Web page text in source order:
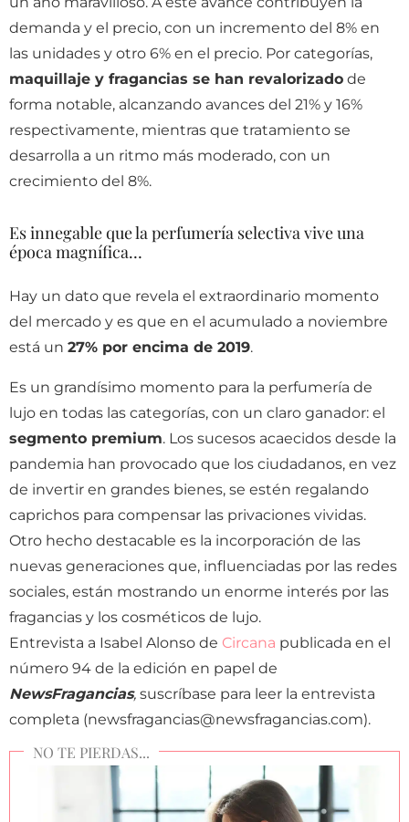
demanda y el precio, con un incremento del 8% en
las unidades y otro 6% en el precio. Por categorías,
maquillaje y fragancias se han revalorizado de
forma notable, alcanzando avances del 21% y 16%
respectivamente, mientras que tratamiento se
desarrolla a un ritmo más moderado, con un
crecimiento del 8%.
Es innegable que la perfumería selectiva vive una
época magnífica…
Hay un dato que revela el extraordinario momento
del mercado y es que en el acumulado a noviembre
está un 27% por encima de 2019.
Es un grandísimo momento para la perfumería de
lujo en todas las categorías, con un claro ganador: el
segmento premium. Los sucesos acaecidos desde la
pandemia han provocado que los ciudadanos, en vez
de invertir en grandes bienes, se estén regalando
caprichos para compensar las privaciones vividas.
Otro hecho destacable es la incorporación de las
nuevas generaciones que, influenciadas por las redes
sociales, están mostrando un enorme interés por las
fragancias y los cosméticos de lujo.
Entrevista a Isabel Alonso de Circana publicada en el
número 94 de la edición en papel de
NewsFragancias, suscríbase para leer la entrevista
completa (newsfragancias@newsfragancias.com).